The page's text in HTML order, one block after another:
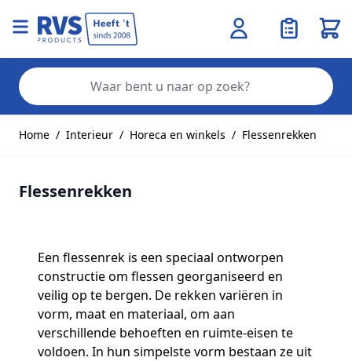
Home / Interieur / Horeca en winkels / Flessenrekken
Flessenrekken
Een flessenrek is een speciaal ontworpen
constructie om flessen georganiseerd en
veilig op te bergen. De rekken variëren in
vorm, maat en materiaal, om aan
verschillende behoeften en ruimte-eisen te
voldoen. In hun simpelste vorm bestaan ze uit